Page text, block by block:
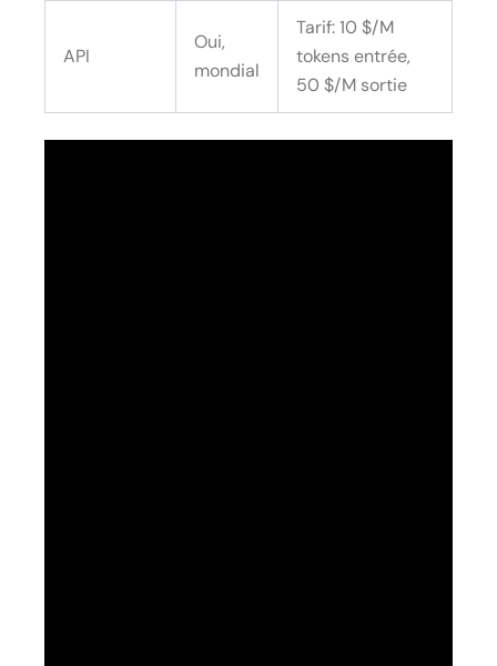
API
Oui,
mondial
Tarif: 10 $/M
tokens entrée,
50 $/M sortie